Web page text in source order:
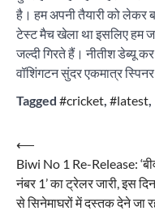
है। हम अपनी तैयारी को
टेस्ट मैच खेला था इसलिए हम
जल्दी गिरते हैं। नीतीश डेब्यू
वॉशिंगटन सुंदर एकमात्र
Tagged #cricket, #latest,
Post
navigation
⟵
Biwi No 1 Re-Release:
नंबर 1’ का ट्रेलर जारी, इस
से सिनेमाघरों में दस्तक देने जा